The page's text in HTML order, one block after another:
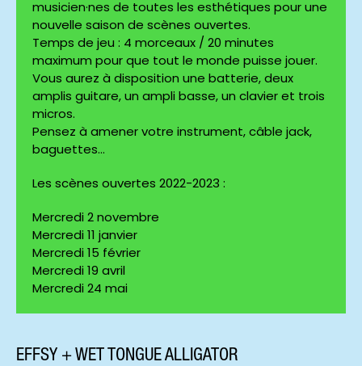
musicien·nes de toutes les esthétiques pour une
nouvelle saison de scènes ouvertes.
Temps de jeu : 4 morceaux / 20 minutes
maximum pour que tout le monde puisse jouer.
Vous aurez à disposition une batterie, deux
amplis guitare, un ampli basse, un clavier et trois
micros.
Pensez à amener votre instrument, câble jack,
baguettes…
Les scènes ouvertes 2022-2023 :
Mercredi 2 novembre
Mercredi 11 janvier
Mercredi 15 février
Mercredi 19 avril
Mercredi 24 mai
EFFSY + WET TONGUE ALLIGATOR